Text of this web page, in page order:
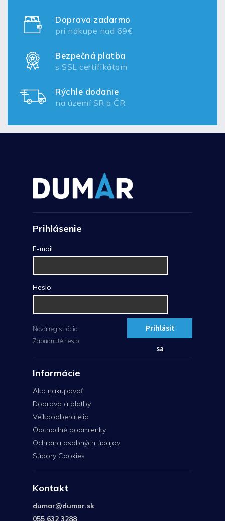
Doprava zadarmo
pri nákupe nad 69€
Bezpečná platba
s SSL certifikátom
Rýchle dodanie
na území SR a ČR
Prihlásenie
E-mail
Heslo
Prihlásiť
sa
Nová registrácia
Zabudnuté heslo
Informácie
Ako nakupovať
Doprava a platby
Veľkoodberatelia
Obchodné podmienky
Ochrana osobných údajov
Súbory Cookies
Kontakt
dumar@dumar.sk
055 632 3288